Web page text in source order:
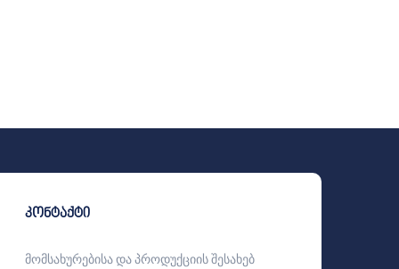
კონტაქტი
მომსახურებისა და პროდუქციის შესახებ